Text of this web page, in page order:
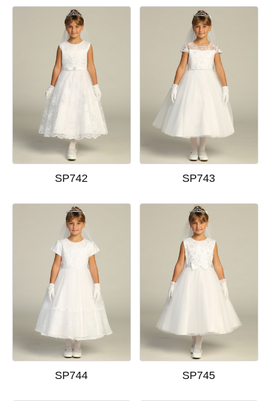
SP742 SP743
SP744 SP745